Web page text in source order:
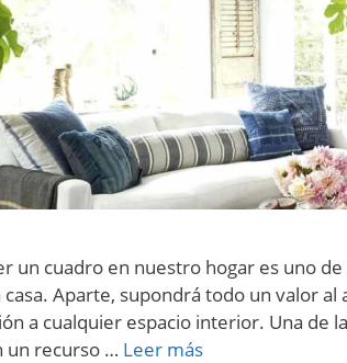
un cuadro en nuestro hogar es uno
Aparte, supondrá todo un valor
a cualquier espacio interior. Una de
un recurso … Leer más